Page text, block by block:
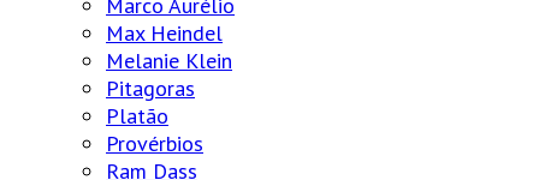
Marco Aurélio
Max Heindel
Melanie Klein
Pitagoras
Platão
Provérbios
Ram Dass